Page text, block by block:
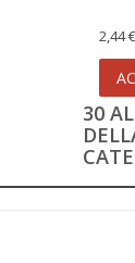
2,44 €
30